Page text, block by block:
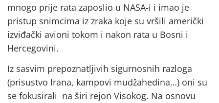
mnogo prije rata zaposlio u NASA-i i imao je
pristup snimcima iz zraka koje su vršili američki
izviđački avioni tokom i nakon rata u Bosni i
Hercegovini.
Iz sasvim prepoznatljivih sigurnosnih razloga
(prisustvo Irana, kampovi mudžahedina…) oni su
se fokusirali na širi rejon Visokog. Na osnovu